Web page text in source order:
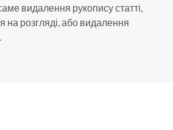
видалення рукопису статті,
на розгляді, або видалення